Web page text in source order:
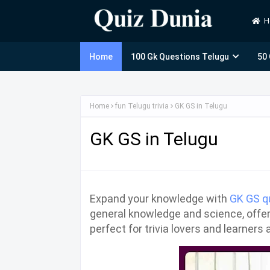
Home 100 Gk Questions Telugu 50
Home fun Telugu trivia GK GS in Telugu
GK GS in Telugu
Expand your knowledge with GK GS
general knowledge and science,
perfect for trivia lovers and learners